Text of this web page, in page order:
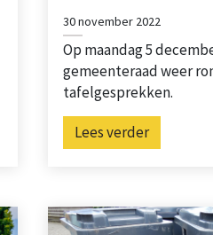
30 november 2022
Op maandag 5
gemeenteraad weer
tafelgesprekken.
Lees verder